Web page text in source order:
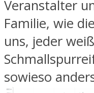
Veranstalter
Familie, wie
uns, jeder
sowieso